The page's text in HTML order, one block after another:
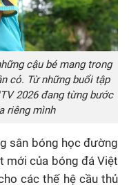
cậu bé mang trong
cỏ. Từ những buổi tập
2026 đang từng bước
riêng mình
sân bóng học đường
mới của bóng đá Việt
các thế hệ cầu thủ